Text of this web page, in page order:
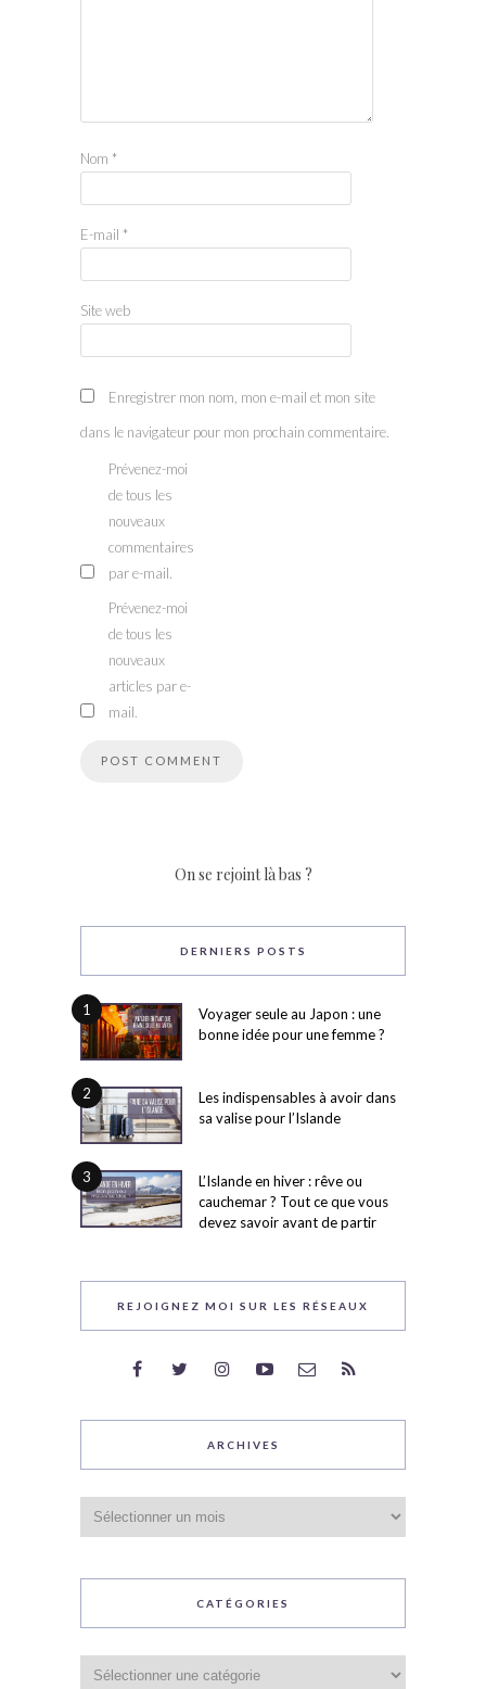
Nom *
E-mail *
Site web
Enregistrer mon nom, mon e-mail et mon site
dans le navigateur pour mon prochain commentaire.
Prévenez-moi
de tous les
nouveaux
commentaires
par e-mail.
Prévenez-moi
de tous les
nouveaux
articles par e-
mail.
On se rejoint là bas ?
DERNIERS POSTS
1
Voyager seule au Japon : une
bonne idée pour une femme ?
2
Les indispensables à avoir dans
sa valise pour l’Islande
3
L’Islande en hiver : rêve ou
cauchemar ? Tout ce que vous
devez savoir avant de partir
REJOIGNEZ MOI SUR LES RÉSEAUX
ARCHIVES
CATÉGORIES